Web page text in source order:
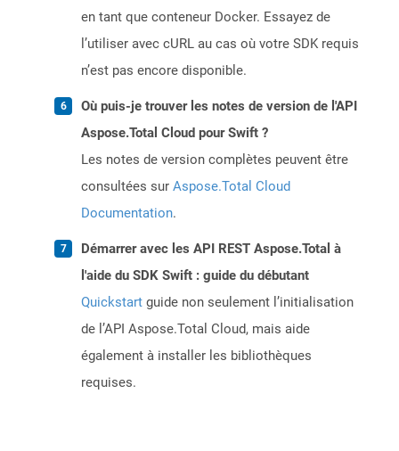
en tant que conteneur Docker. Essayez de
l’utiliser avec cURL au cas où votre SDK requis
n’est pas encore disponible.
Où puis-je trouver les notes de version de l'API
Aspose.Total Cloud pour Swift ?
Les notes de version complètes peuvent être
consultées sur Aspose.Total Cloud
Documentation.
Démarrer avec les API REST Aspose.Total à
l'aide du SDK Swift : guide du débutant
Quickstart guide non seulement l’initialisation
de l’API Aspose.Total Cloud, mais aide
également à installer les bibliothèques
requises.